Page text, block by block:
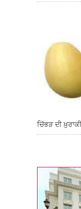
ਚਿੱਭੜ ਦੀ